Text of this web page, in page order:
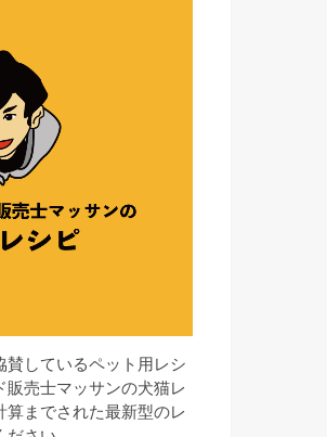
賛しているペット用レシ
販売士マッサンの犬猫レ
算までされた最新型のレ